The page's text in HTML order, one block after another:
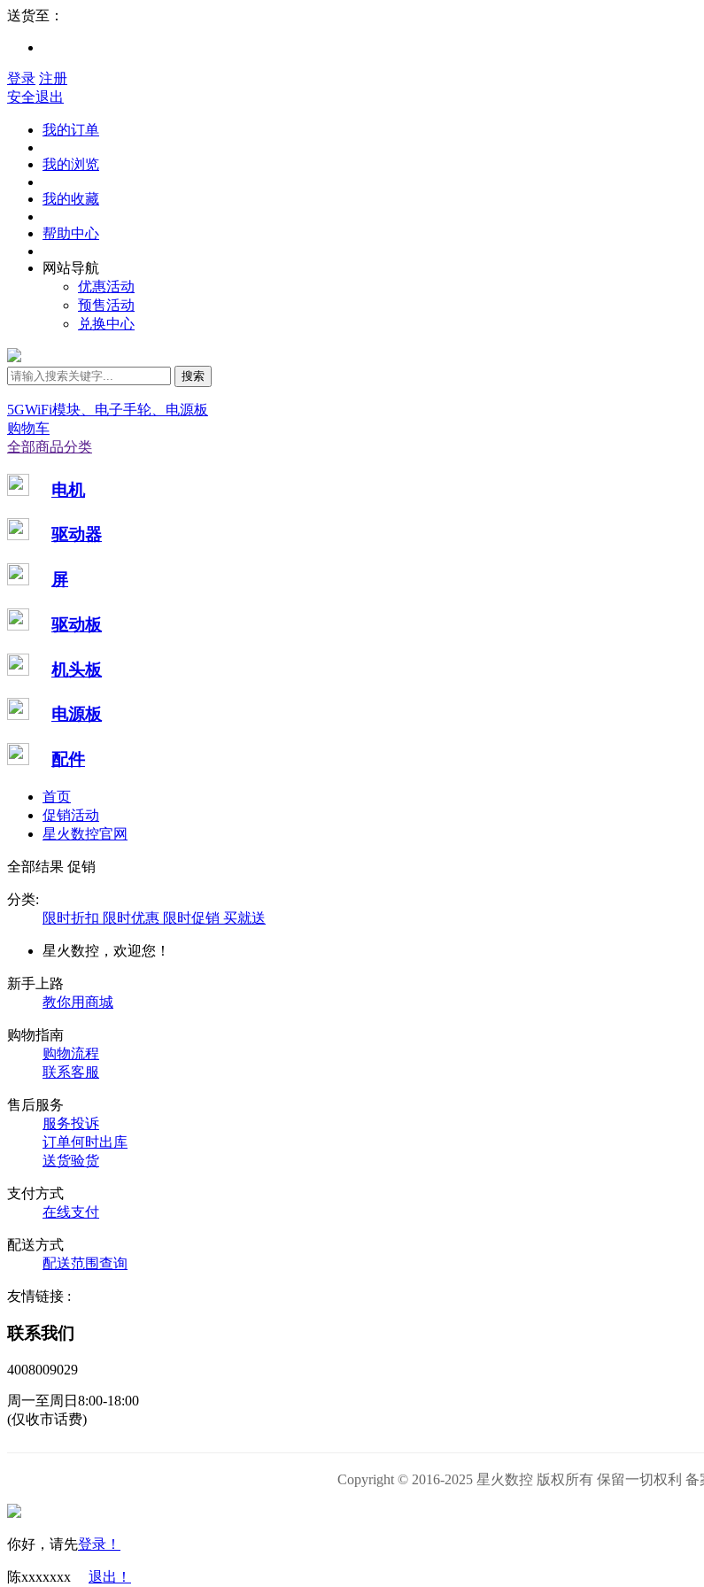
送货至：
登录 注册
安全退出
我的订单
我的浏览
我的收藏
帮助中心
网站导航
优惠活动
预售活动
兑换中心
搜索
5GWiFi模块、电子手轮、电源板
购物车
全部商品分类
电机
驱动器
屏
驱动板
机头板
电源板
配件
首页
促销活动
星火数控官网
全部结果 促销
分类:
限时折扣 限时优惠 限时促销 买就送
星火数控，欢迎您！
新手上路
教你用商城
购物指南
购物流程
联系客服
售后服务
服务投诉
订单何时出库
送货验货
支付方式
在线支付
配送方式
配送范围查询
友情链接 :
联系我们
4008009029
周一至周日8:00-18:00
(仅收市话费)
Copyright © 2016-2025 星火数控 版权所有 保留一切权利 备
你好，请先登录！
陈xxxxxxx 退出！